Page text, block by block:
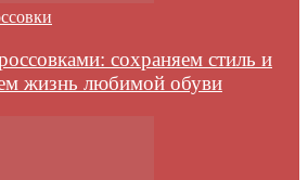
сохраняем стиль и
жизнь любимой обуви